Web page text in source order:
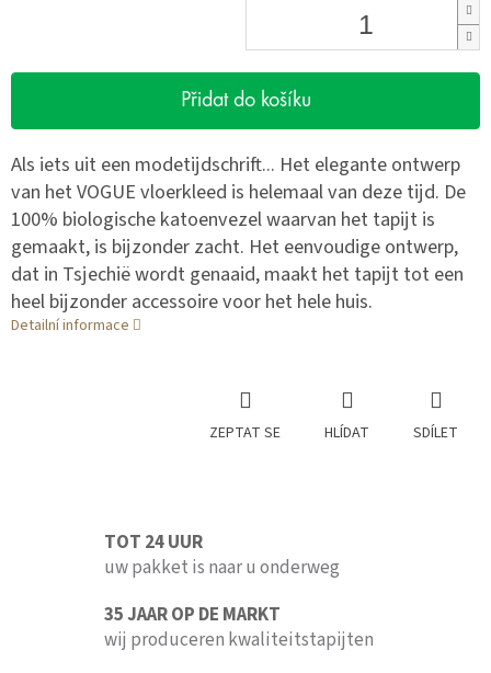
Přidat do košíku
Als iets uit een modetijdschrift... Het elegante ontwerp
van het VOGUE vloerkleed is helemaal van deze tijd. De
100% biologische katoenvezel waarvan het tapijt is
gemaakt, is bijzonder zacht. Het eenvoudige ontwerp,
dat in Tsjechië wordt genaaid, maakt het tapijt tot een
heel bijzonder accessoire voor het hele huis.
Detailní informace
ZEPTAT SE HLÍDAT SDÍLET
TOT 24 UUR
uw pakket is naar u onderweg
35 JAAR OP DE MARKT
wij produceren kwaliteitstapijten